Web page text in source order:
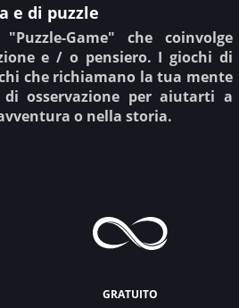
e di puzzle
Game" che coinvolge
e / o pensiero. I giochi di
che richiamano la tua mente
osservazione per aiutarti a
o nella storia.
gratuito